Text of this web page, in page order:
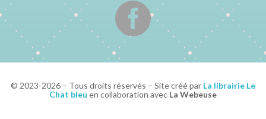

© 2023-2026 – Tous droits réservés – Site créé par La librairie Le
Chat bleu en collaboration avec La Webeuse